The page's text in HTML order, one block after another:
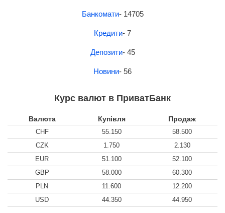
Банкомати- 14705
Кредити- 7
Депозити- 45
Новини- 56
Курс валют в ПриватБанк
Валюта Купівля Продаж
CHF 55.150
58.500
CZK
1.750
2.130
EUR
51.100
52.100
GBP
58.000
60.300
PLN
11.600
12.200
USD
44.350 44.950